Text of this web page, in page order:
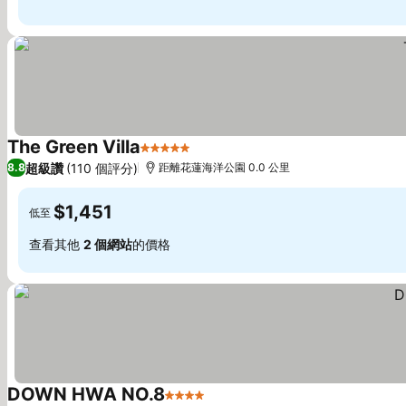
The Green Villa5 星級
8.8超級讚 (110 個評分) 距離花蓮海洋公園 0.0 公里
低至 $1,451
查看其他 2 個網站的價格
DOWN HWA NO.8